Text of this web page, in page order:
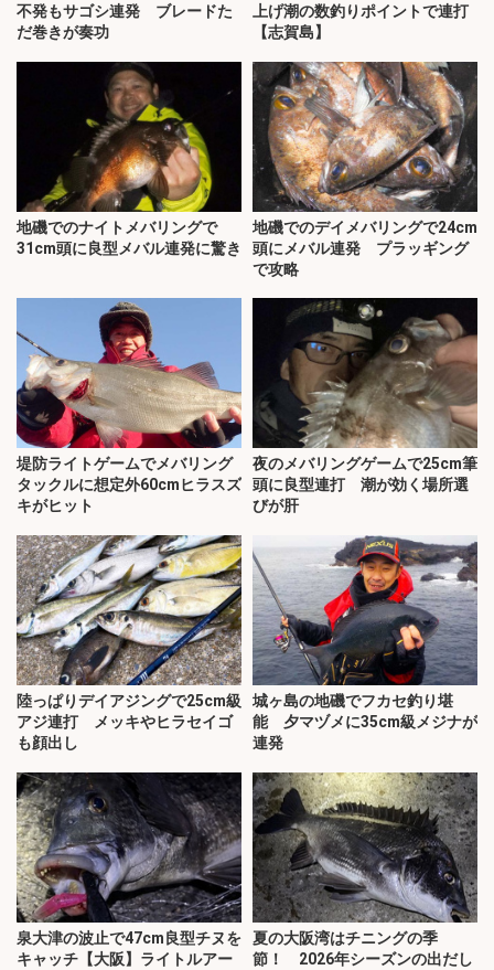
不発もサゴシ連発 ブレードた
だ巻きが奏功
上げ潮の数釣りポイントで連打
【志賀島】
地磯でのナイトメバリングで
31cm頭に良型メバル連発に驚き
地磯でのデイメバリングで24cm
頭にメバル連発 プラッギング
で攻略
堤防ライトゲームでメバリング
タックルに想定外60cmヒラスズ
キがヒット
夜のメバリングゲームで25cm筆
頭に良型連打 潮が効く場所選
びが肝
陸っぱりデイアジングで25cm級
アジ連打 メッキやヒラセイゴ
も顔出し
城ヶ島の地磯でフカセ釣り堪
能 夕マヅメに35cm級メジナが
連発
泉大津の波止で47cm良型チヌを
キャッチ【大阪】ライトルアー
夏の大阪湾はチニングの季
節！ 2026年シーズンの出だし